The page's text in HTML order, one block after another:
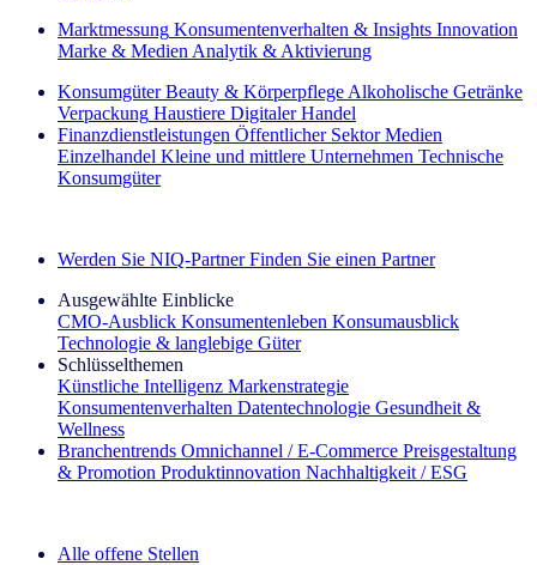
Marktmessung Konsumentenverhalten & Insights Innovation
Marke & Medien Analytik & Aktivierung
Konsumgüter Beauty & Körperpflege Alkoholische Getränke
Verpackung Haustiere Digitaler Handel
Finanzdienstleistungen Öffentlicher Sektor Medien
Einzelhandel Kleine und mittlere Unternehmen Technische
Konsumgüter
Werden Sie NIQ-Partner Finden Sie einen Partner
Ausgewählte Einblicke
CMO‑Ausblick Konsumentenleben Konsumausblick
Technologie & langlebige Güter
Schlüsselthemen
Künstliche Intelligenz Markenstrategie
Konsumentenverhalten Datentechnologie Gesundheit &
Wellness
Branchentrends Omnichannel / E‑Commerce Preisgestaltung
& Promotion Produktinnovation Nachhaltigkeit / ESG
Alle offene Stellen